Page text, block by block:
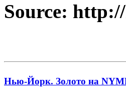
Source:
Нью-Йорк. Золото на